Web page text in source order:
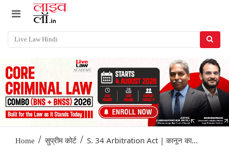
Home / सुप्रीम कोर्ट / S. 34 Arbitration Act | कानून का...